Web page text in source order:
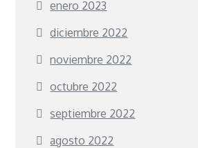
enero 2023
diciembre 2022
noviembre 2022
octubre 2022
septiembre 2022
agosto 2022